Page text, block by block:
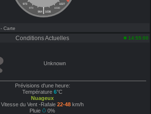
973
1027
970
1030
|
964 1036
- Carte
Conditions Actuelles 14:55:00
Unknown
Prévisions d'une heure:
Température6°C
Nuageux
Vitesse du Vent -Rafale22-48 km/h
Pluie
0%